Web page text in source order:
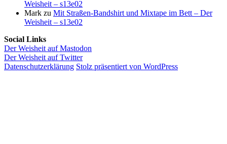
Weisheit – s13e02
Mark zu Mit Straßen-Bandshirt und Mixtape im Bett – Der
Weisheit – s13e02
Social Links
Der Weisheit auf Mastodon
Der Weisheit auf Twitter
Datenschutzerklärung Stolz präsentiert von WordPress